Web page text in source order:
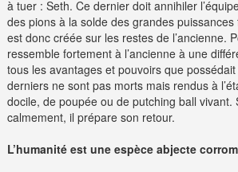
à tuer : Seth. Ce dernier doit annihiler
des pions à la solde des grandes
est donc créée sur les restes de l’ancienne.
ressemble fortement à l’ancienne à une
tous les avantages et pouvoirs que
derniers ne sont pas morts mais rendus à
docile, de poupée ou de putching ball
calmement, il prépare son retour.
L’humanité est une espèce abjecte